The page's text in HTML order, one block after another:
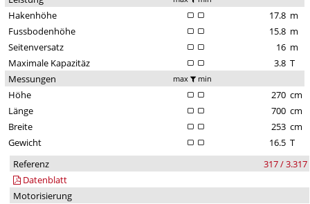
Hakenhöhe 17.8 m
Fussbodenhöhe
15.8 m
Seitenversatz
16 m
Maximale Kapazitäz
3.8 T
Messungen
max min
Höhe 270 cm
Länge
700 cm
Breite
253 cm
Gewicht
16.5 T
Referenz
317 / 3.317
Datenblatt
Motorisierung